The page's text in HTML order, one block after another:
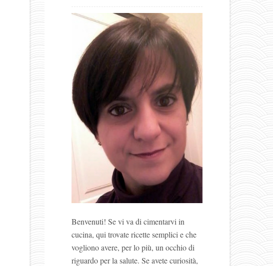
Benvenuti! Se vi va di cimentarvi in
cucina, qui trovate ricette semplici e che
vogliono avere, per lo più, un occhio di
riguardo per la salute. Se avete curiosità,